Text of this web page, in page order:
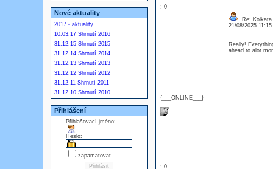
Nové aktuality
2017 - aktuality
10.03.17 Shrnutí 2016
31.12.15 Shrnutí 2015
31.12.14 Shrnutí 2014
31.12.13 Shrnutí 2013
31.12.12 Shrnutí 2012
31.12.11 Shrnutí 2011
31.12.10 Shrnutí 2010
Přihlášení
Přihlašovací jméno:
Heslo:
zapamatovat
: 0
{___ONLINE___}
Re:
21/08/2025
Really!
ahead to alot
: 0